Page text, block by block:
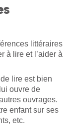
littéraires
à lire et l’aider à
lire est bien
ouvre de
ouvrages.
enfant sur ses
etc.